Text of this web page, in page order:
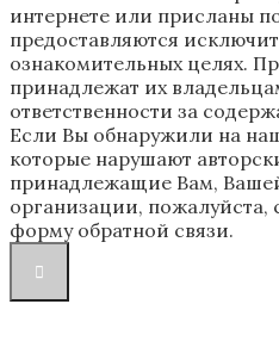
интернете или присланы
предоставляются
ознакомительных целях.
принадлежат их
ответственности за
Если Вы обнаружили на
которые нарушают
принадлежащие Вам,
организации, пожалуйста,
форму обратной связи.